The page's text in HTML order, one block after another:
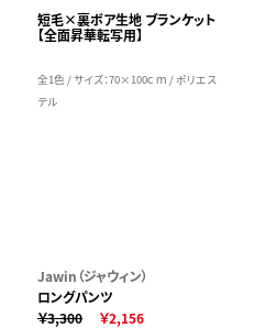
短毛×裏ボア生地 ブランケット
【全面昇華転写用】
全1色 / サイズ：70×100ｃｍ / ポリエス
テル
Jawin（ジャウィン）
ロングパンツ
￥3,300
￥2,156